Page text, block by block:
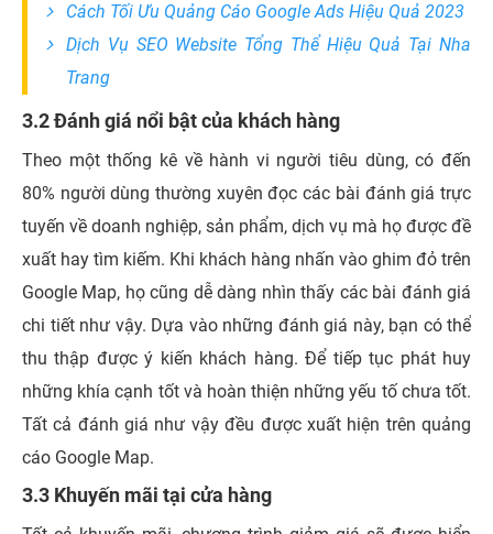
Cách Tối Ưu Quảng Cáo Google Ads Hiệu Quả 2023
Dịch Vụ SEO Website Tổng Thể Hiệu Quả Tại Nha
Trang
3.2 Đánh giá nổi bật của khách hàng
Theo một thống kê về hành vi người tiêu dùng, có đến
80% người dùng thường xuyên đọc các bài đánh giá trực
tuyến về doanh nghiệp, sản phẩm, dịch vụ mà họ được đề
xuất hay tìm kiếm. Khi khách hàng nhấn vào ghim đỏ trên
Google Map, họ cũng dễ dàng nhìn thấy các bài đánh giá
chi tiết như vậy. Dựa vào những đánh giá này, bạn có thể
thu thập được ý kiến khách hàng. Để tiếp tục phát huy
những khía cạnh tốt và hoàn thiện những yếu tố chưa tốt.
Tất cả đánh giá như vậy đều được xuất hiện trên quảng
cáo Google Map.
3.3 Khuyến mãi tại cửa hàng